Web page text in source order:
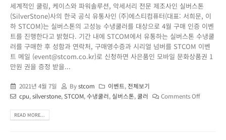
세계적인 쿨링, 케이스와 파워솔루션, 악세서리 전문 제조사인 실버스톤
(SilverStone)사의 한국 공식 유통사인 (주)에스티컴퓨터(대표: 서희문, 이
하 STCOM)는 실버스톤의 고성능 수냉쿨러를 대상으로 4월 구매 인증 이벤
트를 진행한다고 밝혔다. 기간 내에 STCOM에서 유통하는 실버스톤 수냉쿨
러를 구매한 후 성함과 연락처, 구매영수증과 시리얼 넘버를 STCOM 이벤
트 메일 (event@stcom.co.kr)로 신청하면 사은품인 모바일 문화상품권 1
만원 권을 증정 받을...
2021년 4월 7일 Bystcom 이벤트, 전체보기
cpu,silverstone,STCOM,수냉쿨러, 실버스톤,쿨러 Comments Off
READ MORE...